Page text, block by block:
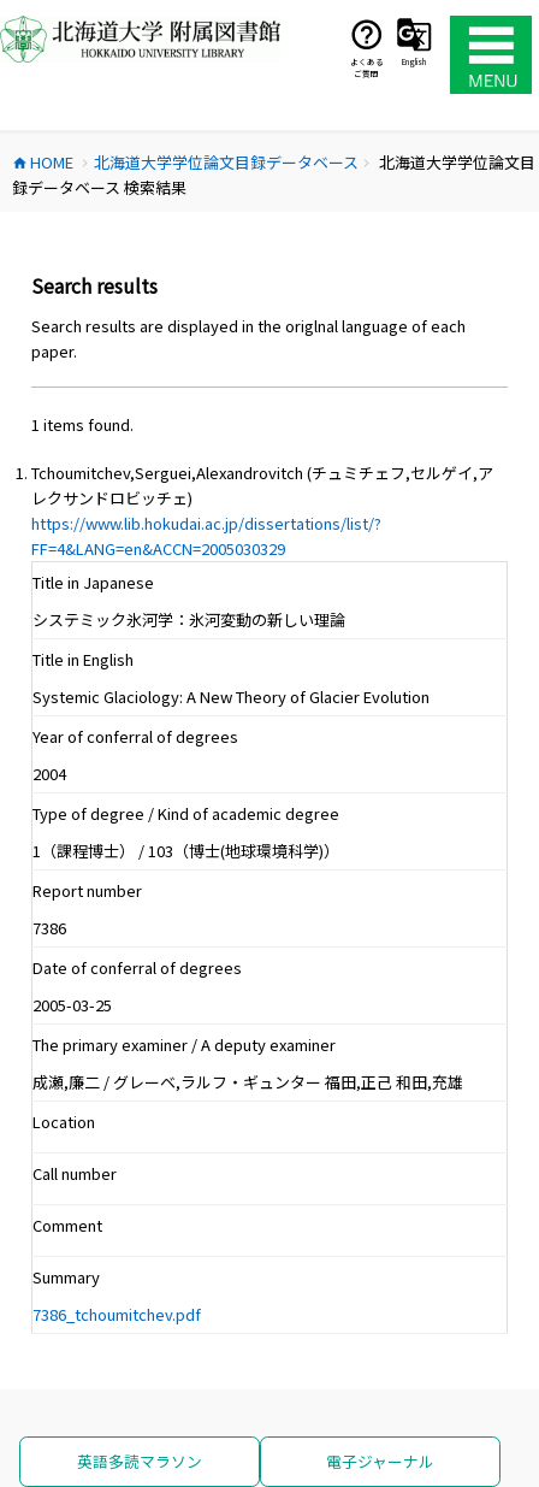
ン
テ
ス
キ
よくある
ご質問
English
home HOME chevron_right 北海道大学学位論文目録データベース chevron_right
北海道大学学位論文目
録データベース 検索結果
Search results
Search results are displayed in the origlnal language of each
paper.
1 items found.
Tchoumitchev,Serguei,Alexandrovitch (チュミチェフ,セルゲイ,ア
レクサンドロビッチェ)
https://www.lib.hokudai.ac.jp/dissertations/list/?
FF=4&LANG=en&ACCN=2005030329
Title in Japanese
システミック氷河学：氷河変動の新しい理論
Title in English
Systemic Glaciology: A New Theory of Glacier Evolution
Year of conferral of degrees
2004
Type of degree / Kind of academic degree
1（課程博士） / 103（博士(地球環境科学)）
Report number
7386
Date of conferral of degrees
2005-03-25
The primary examiner / A deputy examiner
成瀬,廉二 / グレーベ,ラルフ・ギュンター 福田,正己 和田,充雄
Location
Call number
Comment
Summary
7386_tchoumitchev.pdf
英語多読マラソン 電子ジャーナル